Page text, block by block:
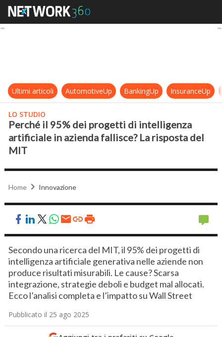
Perché il 95% dei progetti di
Ultimi articoli AutomotiveUp BankingUp InsuranceUp
LO STUDIO
Perché il 95% dei progetti di intelligenza
artificiale in azienda fallisce? La risposta del
MIT
Home Innovazione
Secondo una ricerca del MIT, il 95% dei progetti di
intelligenza artificiale generativa nelle aziende non
produce risultati misurabili. Le cause? Scarsa
integrazione, strategie deboli e budget mal allocati.
Ecco l’analisi completa e l’impatto su Wall Street
Pubblicato il 25 ago 2025